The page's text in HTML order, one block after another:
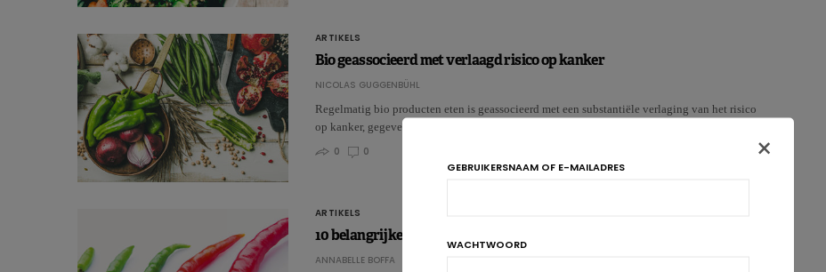
ARTIKELS
Bio geassocieerd met verlaagd risico op kanker
NICOLAS GUGGENBÜHL
Regelmatig bio producten eten is geassocieerd met een substantiële verlaging van het risico
op kanker, gegevens van de studie NutriNet-Santé.…
0
0
ARTIKELS
10 belangrijke voedingsevoluties van de afgelopen 10 jaar
ANNABELLE BOFFA
×
GEBRUIKERSNAAM OF E-MAILADRES
WACHTWOORD